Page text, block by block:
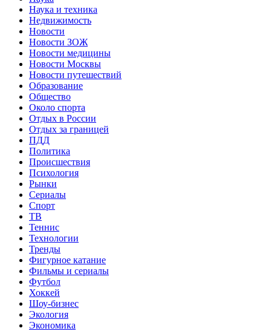
Наука и техника
Недвижимость
Новости
Новости ЗОЖ
Новости медицины
Новости Москвы
Новости путешествий
Образование
Общество
Около спорта
Отдых в России
Отдых за границей
ПДД
Политика
Происшествия
Психология
Рынки
Сериалы
Спорт
ТВ
Теннис
Технологии
Тренды
Фигурное катание
Фильмы и сериалы
Футбол
Хоккей
Шоу-бизнес
Экология
Экономика